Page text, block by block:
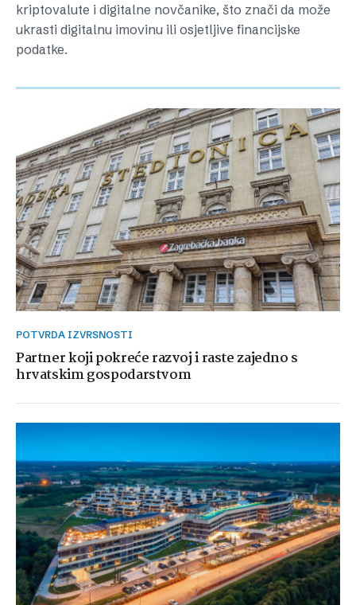
kriptovalute i digitalne novčanike, što znači da može
ukrasti digitalnu imovinu ili osjetljive financijske
podatke.
POTVRDA IZVRSNOSTI
Partner koji pokreće razvoj i raste zajedno s
hrvatskim gospodarstvom